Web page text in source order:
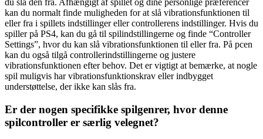
kan du normalt finde muligheden for at slå vibrationsfunktionen til
eller fra i spillets indstillinger eller controllerens indstillinger. Hvis du
spiller på PS4, kan du gå til spilindstillingerne og finde “Controller
Settings”, hvor du kan slå vibrationsfunktionen til eller fra. På pcen
kan du også tilgå controllerindstillingerne og justere
vibrationsfunktionen efter behov. Det er vigtigt at bemærke, at nogle
spil muligvis har vibrationsfunktionskrav eller indbygget
understøttelse, der ikke kan slås fra.
Er der nogen specifikke spilgenrer, hvor denne
spilcontroller er særlig velegnet?